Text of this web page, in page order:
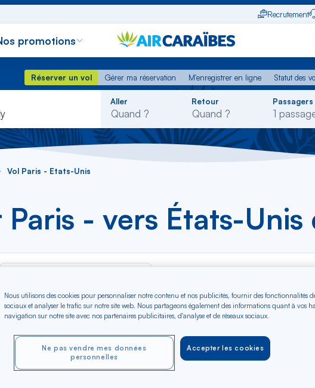
Recrutement
promotions
Réserver un vol Gérer ma réservation M'enregistrer en ligne
Statut des
Réserver un vol
Gérer ma réservation M'enregistrer en ligne Statut des
Rechercher
dans
liste
Aller Retour Passagers
Vol Paris - États-Unis
Paris - vers États-
Rechercher
la
liste
la
liste
Aller-Retour Aller simple
2026
Retour —
OCT 2026
Économique
NOV 2026
Aller / Retour —
Économique
DÉC 2026
Aller / Retour —
Économique
Nous utilisons des cookies pour personnaliser notre contenu et nos publicités, fournir des fonctionnalités
sociaux et analyser le trafic sur notre site web. Nous partageons également des informations quant à vos
navigation sur notre site avec nos partenaires publicitaires, d'analyse et de réseaux sociaux.
Accepter les cookies
Ne pas vendre mes données
personnelles